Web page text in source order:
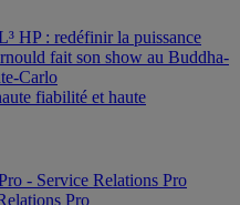
HP : redéfinir la puissance
fait son show au Buddha-
Carlo
fiabilité et haute
- Service Relations Pro
Pro